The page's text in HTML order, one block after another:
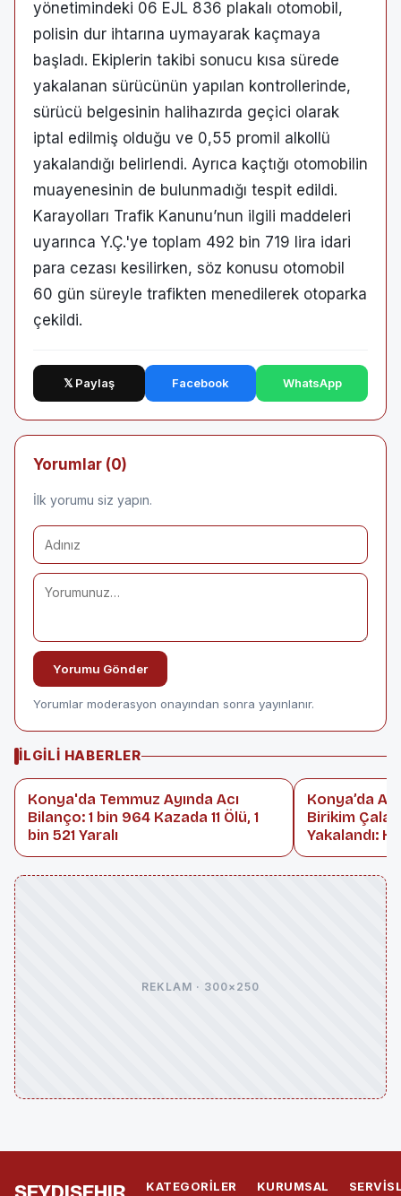
yönetimindeki 06 EJL 836 plakalı otomobil,
polisin dur ihtarına uymayarak kaçmaya
başladı. Ekiplerin takibi sonucu kısa sürede
yakalanan sürücünün yapılan kontrollerinde,
sürücü belgesinin halihazırda geçici olarak
iptal edilmiş olduğu ve 0,55 promil alkollü
yakalandığı belirlendi. Ayrıca kaçtığı otomobilin
muayenesinin de bulunmadığı tespit edildi.
Karayolları Trafik Kanunu’nun ilgili maddeleri
uyarınca Y.Ç.'ye toplam 492 bin 719 lira idari
para cezası kesilirken, söz konusu otomobil
60 gün süreyle trafikten menedilerek otoparka
çekildi.
𝕏 Paylaş Facebook WhatsApp
Yorumlar (0)
İlk yorumu siz yapın.
Yorumu Gönder
Yorumlar moderasyon onayından sonra yayınlanır.
İLGILI HABERLER
Konya'da Temmuz Ayında Acı
Bilanço: 1 bin 964 Kazada 11 Ölü, 1
bin 521 Yaralı
Konya’da
Birikim Çalan
Yakalandı:
REKLAM · 300×250
KATEGORILER KURUMSAL